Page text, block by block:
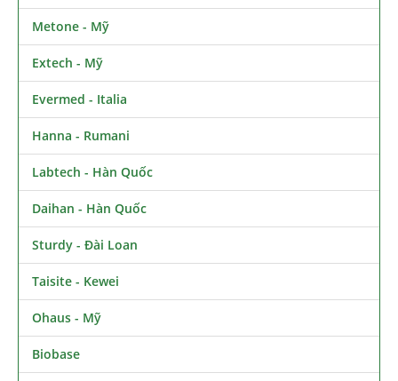
Metone - Mỹ
Extech - Mỹ
Evermed - Italia
Hanna - Rumani
Labtech - Hàn Quốc
Daihan - Hàn Quốc
Sturdy - Đài Loan
Taisite - Kewei
Ohaus - Mỹ
Biobase